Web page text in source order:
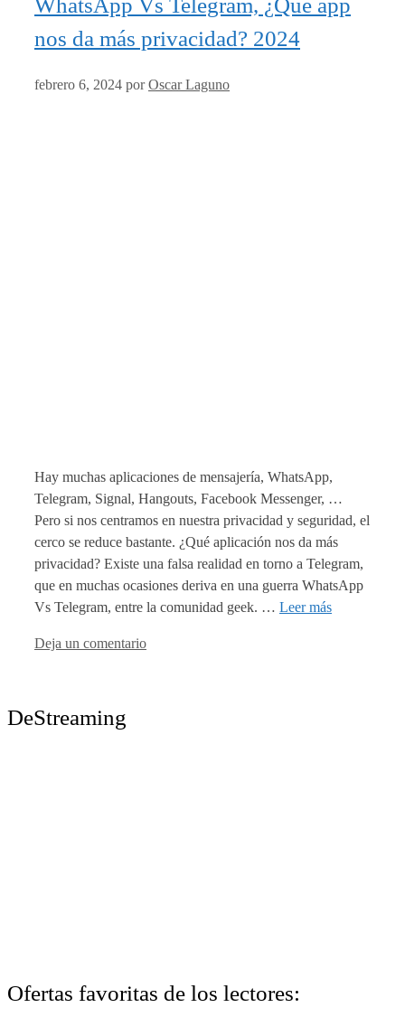
WhatsApp Vs Telegram, ¿Qué app
nos da más privacidad? 2024
febrero 6, 2024 porOscar Laguno
Hay muchas aplicaciones de mensajería, WhatsApp,
Telegram, Signal, Hangouts, Facebook Messenger, …
Pero si nos centramos en nuestra privacidad y seguridad, el
cerco se reduce bastante. ¿Qué aplicación nos da más
privacidad? Existe una falsa realidad en torno a Telegram,
que en muchas ocasiones deriva en una guerra WhatsApp
Vs Telegram, entre la comunidad geek. … Leer más
Deja un comentario
DeStreaming
Ofertas favoritas de los lectores: